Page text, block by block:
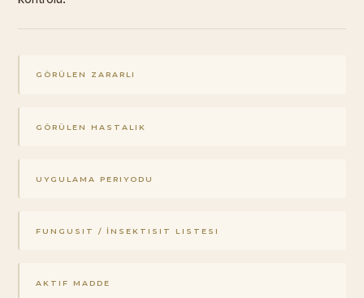
GÖRÜLEN ZARARLI
GÖRÜLEN HASTALIK
UYGULAMA PERIYODU
FUNGUSIT / İNSEKTISIT LISTESI
AKTIF MADDE